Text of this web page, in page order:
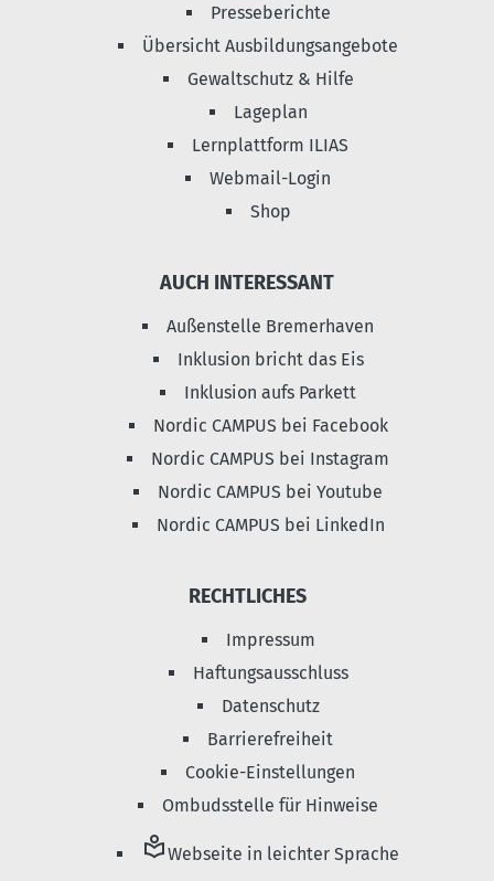
Presseberichte
Übersicht Ausbildungsangebote
Gewaltschutz & Hilfe
Lageplan
Lernplattform ILIAS
Webmail-Login
Shop
AUCH INTERESSANT
Außenstelle Bremerhaven
Inklusion bricht das Eis
Inklusion aufs Parkett
Nordic CAMPUS bei Facebook
Nordic CAMPUS bei Instagram
Nordic CAMPUS bei Youtube
Nordic CAMPUS bei LinkedIn
RECHTLICHES
Impressum
Haftungsausschluss
Datenschutz
Barrierefreiheit
Cookie-Einstellungen
Ombudsstelle für Hinweise
local_libraryWebseite in leichter Sprache